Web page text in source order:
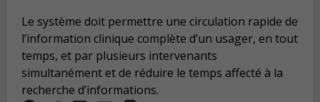
Le système doit permettre une circulation rapide de
l’information clinique complète d’un usager, en tout
temps, et par plusieurs intervenants
simultanément et de réduire le temps affecté à la
recherche d’informations.